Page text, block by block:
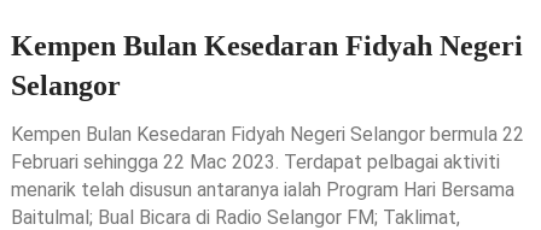
Kempen Bulan Kesedaran Fidyah Negeri
Selangor
Kempen Bulan Kesedaran Fidyah Negeri Selangor bermula 22
Februari sehingga 22 Mac 2023. Terdapat pelbagai aktiviti
menarik telah disusun antaranya ialah Program Hari Bersama
Baitulmal; Bual Bicara di Radio Selangor FM; Taklimat,